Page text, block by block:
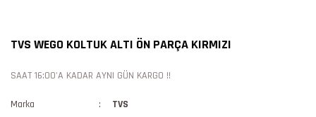
TVS WEGO KOLTUK ALTI ÖN PARÇA KIRMIZI
SAAT 16:00'A KADAR AYNI GÜN KARGO !!
Marka
TVS